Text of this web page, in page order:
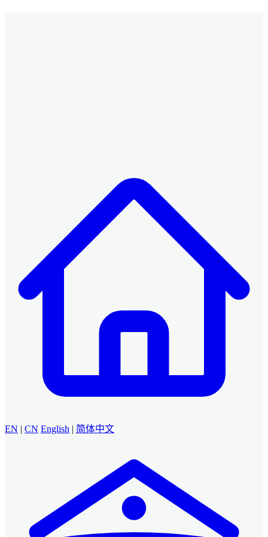
EN | CN English | 简体中文